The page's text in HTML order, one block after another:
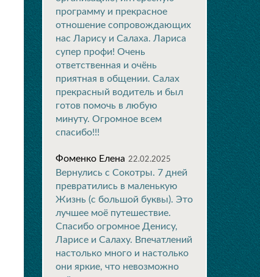
программу и прекрасное
отношение сопровождающих
нас Ларису и Салаха. Лариса
супер профи! Очень
ответственная и очёнь
приятная в общении. Салах
прекрасный водитель и был
готов помочь в любую
минуту. Огромное всем
спасибо!!!
Фоменко Елена 22.02.2025
Вернулись с Сокотры. 7 дней
превратились в маленькую
Жизнь (с большой буквы). Это
лучшее моё путешествие.
Спасибо огромное Денису,
Ларисе и Салаху. Впечатлений
настолько много и настолько
они яркие, что невозможно